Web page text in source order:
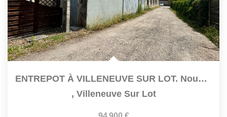
ENTREPOT À VILLENEUVE SUR LOT. Nous Sommes Ravis De Vous...
, Villeneuve Sur Lot